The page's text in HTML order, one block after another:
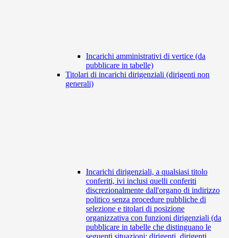
Incarichi amministrativi di vertice (da
pubblicare in tabelle)
Titolari di incarichi dirigenziali (dirigenti non
generali)
Incarichi dirigenziali, a qualsiasi titolo
conferiti, ivi inclusi quelli conferiti
discrezionalmente dall'organo di indirizzo
politico senza procedure pubbliche di
selezione e titolari di posizione
organizzativa con funzioni dirigenziali (da
pubblicare in tabelle che distinguano le